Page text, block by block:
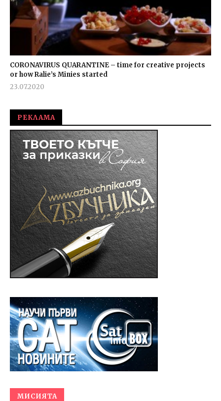
CORONAVIRUS QUARANTINE – time for creative projects
or how Ralie’s Minies started
23.07.2020
РЕКЛАМА
МИСИЯТА